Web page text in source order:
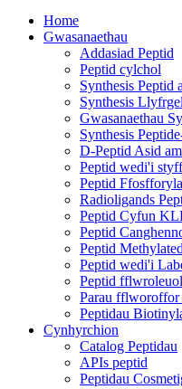
Home
Gwasanaethau
Addasiad Peptid
Peptid cylchol
Synthesis Peptid
Synthesis
Gwasanaethau
Synthesis
D-Peptid Asid
Peptid wedi'i
Peptid
Radioligands
Peptid Cyfun
Peptid
Peptid Methylated
Peptid wedi'i
Peptid fflwroleuol
Parau fflworoffor
Peptidau
Cynhyrchion
Catalog Peptidau
APIs peptid
Peptidau